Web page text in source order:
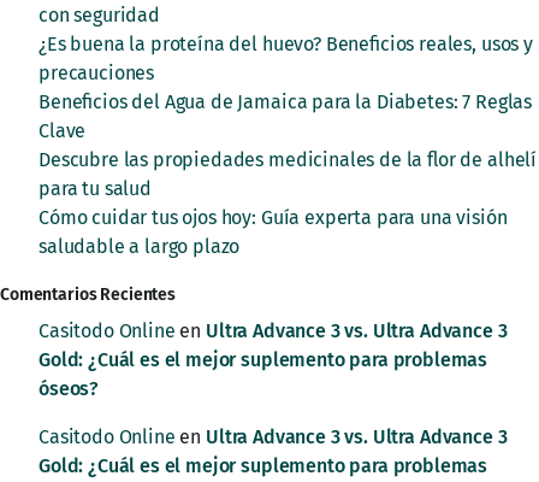
con seguridad
¿Es buena la proteína del huevo? Beneficios reales, usos y
precauciones
Beneficios del Agua de Jamaica para la Diabetes: 7 Reglas
Clave
Descubre las propiedades medicinales de la flor de alhelí
para tu salud
Cómo cuidar tus ojos hoy: Guía experta para una visión
saludable a largo plazo
Comentarios Recientes
Casitodo Online en Ultra Advance 3 vs. Ultra Advance 3
Gold: ¿Cuál es el mejor suplemento para problemas
óseos?
Casitodo Online en Ultra Advance 3 vs. Ultra Advance 3
Gold: ¿Cuál es el mejor suplemento para problemas